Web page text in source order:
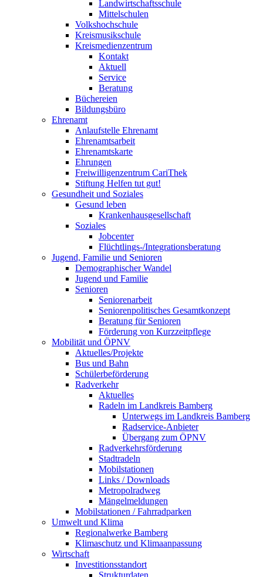
Landwirtschaftsschule
Mittelschulen
Volkshochschule
Kreismusikschule
Kreismedienzentrum
Kontakt
Aktuell
Service
Beratung
Büchereien
Bildungsbüro
Ehrenamt
Anlaufstelle Ehrenamt
Ehrenamtsarbeit
Ehrenamtskarte
Ehrungen
Freiwilligenzentrum CariThek
Stiftung Helfen tut gut!
Gesundheit und Soziales
Gesund leben
Krankenhausgesellschaft
Soziales
Jobcenter
Flüchtlings-/Integrationsberatung
Jugend, Familie und Senioren
Demographischer Wandel
Jugend und Familie
Senioren
Seniorenarbeit
Seniorenpolitisches Gesamtkonzept
Beratung für Senioren
Förderung von Kurzzeitpflege
Mobilität und ÖPNV
Aktuelles/Projekte
Bus und Bahn
Schülerbeförderung
Radverkehr
Aktuelles
Radeln im Landkreis Bamberg
Unterwegs im Landkreis Bamberg
Radservice-Anbieter
Übergang zum ÖPNV
Radverkehrsförderung
Stadtradeln
Mobilstationen
Links / Downloads
Metropolradweg
Mängelmeldungen
Mobilstationen / Fahrradparken
Umwelt und Klima
Regionalwerke Bamberg
Klimaschutz und Klimaanpassung
Wirtschaft
Investitionsstandort
Strukturdaten